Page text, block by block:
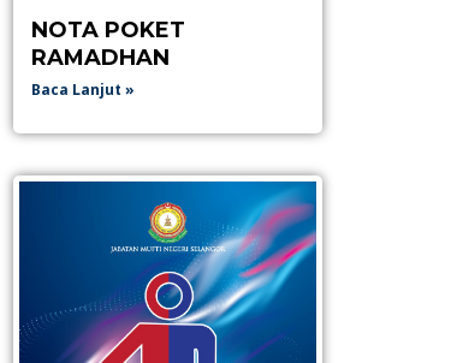
NOTA POKET
RAMADHAN
Baca Lanjut »